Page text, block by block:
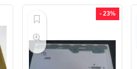
- 23%